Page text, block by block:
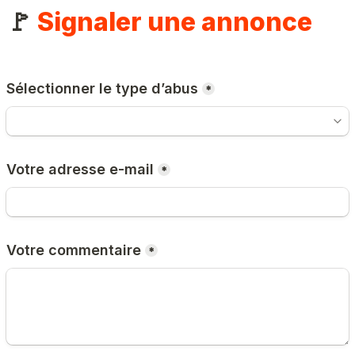
🚩 Signaler une annonce
Sélectionner le type d’abus *
Votre adresse e-mail *
Votre commentaire *